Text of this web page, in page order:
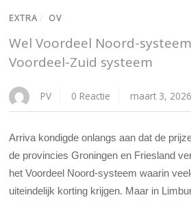
EXTRA / OV
Wel Voordeel Noord-
Voordeel-Zuid systeem
PV 0 Reactie maart 3, 2026
Arriva kondigde onlangs aan dat de
de provincies Groningen en Friesland
het Voordeel Noord-systeem waarin
uiteindelijk korting krijgen. Maar in